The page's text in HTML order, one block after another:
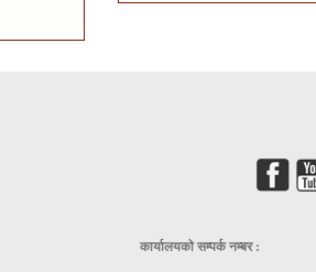
कार्यालयकाे सम्पर्क नम्बर :